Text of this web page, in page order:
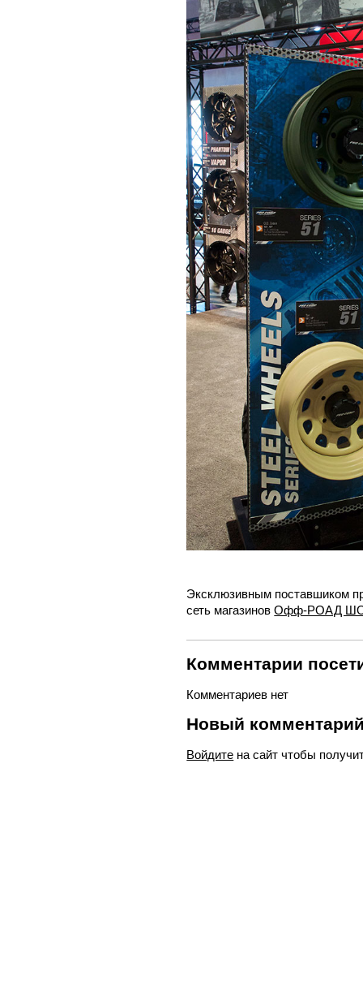
Эксклюзивным поставшиком
сеть магазиновОфф-РОАД
Комментарии
Комментариев нет
Новый
Войдите на сайт чтобы